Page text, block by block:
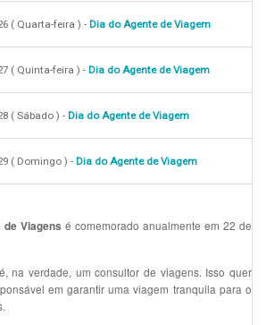
( Quarta-feira ) - Dia do Agente de Viagem
( Quinta-feira ) - Dia do Agente de Viagem
( Sábado ) - Dia do Agente de Viagem
( Domingo ) - Dia do Agente de Viagem
de Viagens é comemorado anualmente em 22 de
na verdade, um consultor de viagens. Isso quer
em garantir uma viagem tranquila para o